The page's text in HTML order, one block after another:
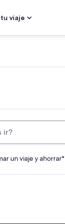
viaje
un viaje y ahorrar*